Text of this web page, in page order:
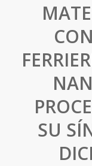
SU